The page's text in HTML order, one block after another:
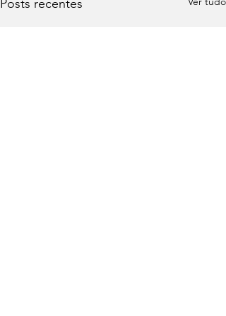
Posts recentes